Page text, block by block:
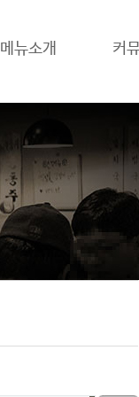
메뉴소개 커